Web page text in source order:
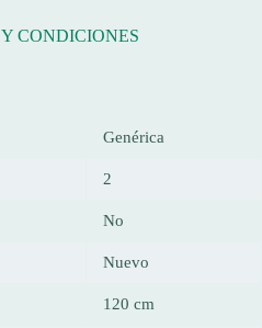
CONDICIONES
Genérica
2
No
Nuevo
120 cm